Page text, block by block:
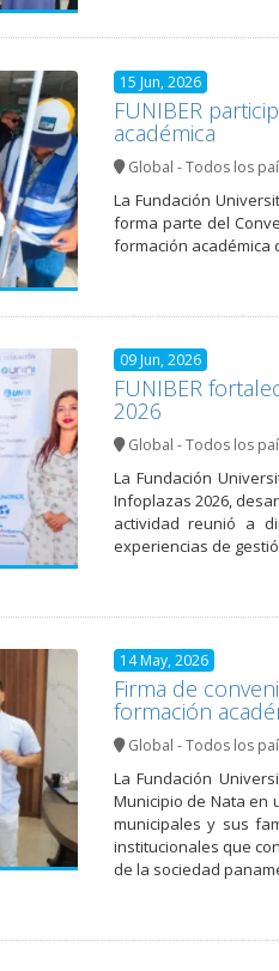
15 Jun, 2026
FUNIBER
académica
Global - Todos los
La Fundación
forma parte del
formación académica
09 Jun, 2026
FUNIBER
2026
Global - Todos los
La Fundación
Infoplazas 2026,
actividad reunió a
experiencias de
14 May, 2026
Firma de
formación
Global - Todos los
La Fundación
Municipio de Nata en
municipales y sus
institucionales que
de la sociedad